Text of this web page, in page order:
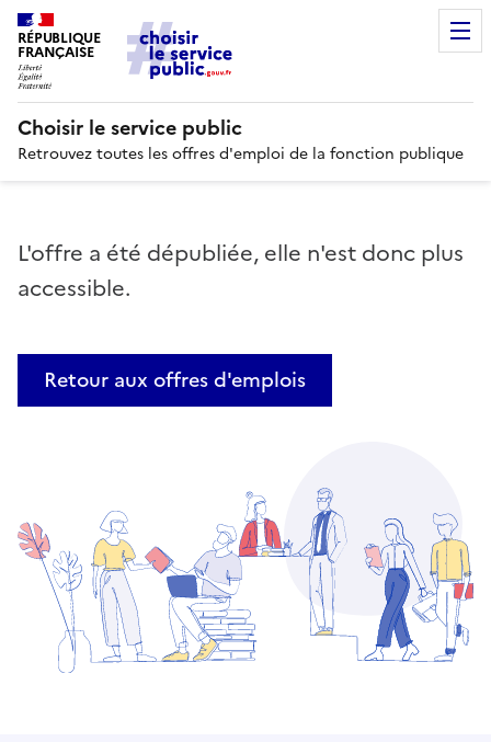
RÉPUBLIQUE
FRANÇAISE
Choisir le service public
Retrouvez toutes les offres d'emploi de la fonction publique
L'offre a été dépubliée, elle n'est donc plus
accessible.
Retour aux offres d'emplois